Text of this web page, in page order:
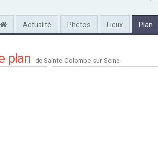
Actualité Photos Lieux Plan
plan de Sainte-Colombe-sur-Seine